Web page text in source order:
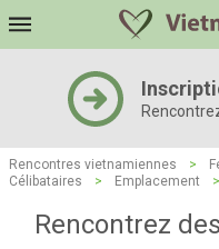
Rencontres vietnamiennes >
Célibataires
> Emplacement >
Rencontrez